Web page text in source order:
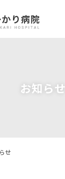
お知らせ
せ